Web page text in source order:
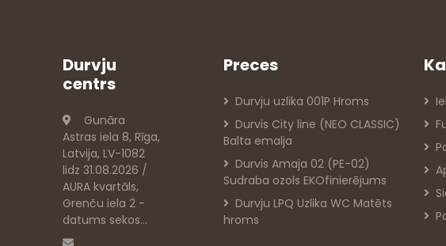
Durvju
centrs
Gunāra
Astras iela 8, Rīga,
Latvija, LV-1082
lidz 31.08.2026 /
AURA kvartāls,
Grenču iela 2 -
datums sekos...
Preces
Durvju uzlika 001P Hroms
Durvis City line (NEO CLASSIC)
Balta emalja
Durvis Amaja 02 (PE-02)
Sudraba ozols EKOfinierējums
Durvju LPQ Uzlika WC Matēts
hroms